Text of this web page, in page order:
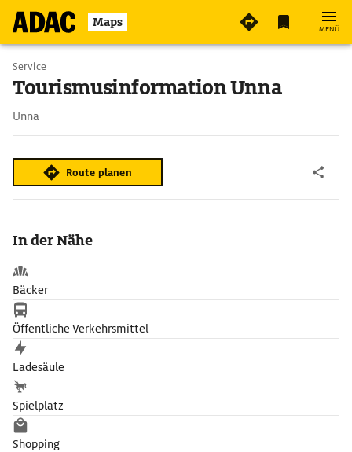
Maps MENÜ
Service
Tourismusinformation Unna
Unna
Route planen
In der Nähe
Bäcker
Öffentliche Verkehrsmittel
Ladesäule
Spielplatz
Shopping